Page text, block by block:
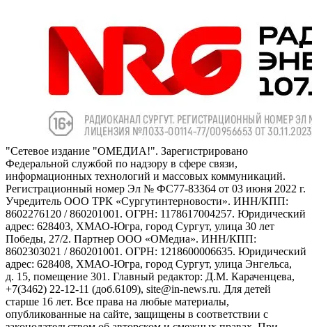
"Сетевое издание "ОМЕДИА!". Зарегистрировано
Федеральной службой по надзору в сфере связи,
информационных технологий и массовых коммуникаций.
Регистрационный номер Эл № ФС77-83364 от 03 июня 2022 г.
Учредитель ООО ТРК «Сургутинтерновости». ИНН/КПП:
8602276120 / 860201001. ОГРН: 1178617004257. Юридический
адрес: 628403, ХМАО-Югра, город Сургут, улица 30 лет
Победы, 27/2. Партнер ООО «ОМедиа». ИНН/КПП:
8602303021 / 860201001. ОГРН: 1218600006635. Юридический
адрес: 628408, ХМАО-Югра, город Сургут, улица Энгельса,
д. 15, помещение 301. Главный редактор: Д.М. Караченцева,
+7(3462) 22-12-11 (доб.6109), site@in-news.ru. Для детей
старше 16 лет. Все права на любые материалы,
опубликованные на сайте, защищены в соответствии с